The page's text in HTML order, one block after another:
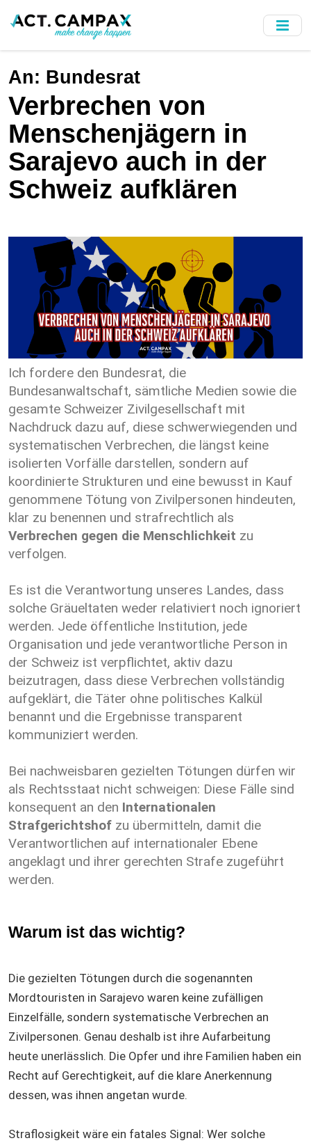
to
An: Bundesrat
Verbrechen von
Menschenjägern in
Sarajevo auch in der
Schweiz aufklären
Ich fordere den Bundesrat, die
Bundesanwaltschaft, sämtliche Medien sowie die
gesamte Schweizer Zivilgesellschaft mit
Nachdruck dazu auf, diese schwerwiegenden und
systematischen Verbrechen, die längst keine
isolierten Vorfälle darstellen, sondern auf
koordinierte Strukturen und eine bewusst in Kauf
genommene Tötung von Zivilpersonen hindeuten,
klar zu benennen und strafrechtlich als
Verbrechen gegen die Menschlichkeit zu
verfolgen.
Es ist die Verantwortung unseres Landes, dass
solche Gräueltaten weder relativiert noch ignoriert
werden. Jede öffentliche Institution, jede
Organisation und jede verantwortliche Person in
der Schweiz ist verpflichtet, aktiv dazu
beizutragen, dass diese Verbrechen vollständig
aufgeklärt, die Täter ohne politisches Kalkül
benannt und die Ergebnisse transparent
kommuniziert werden.
Bei nachweisbaren gezielten Tötungen dürfen wir
als Rechtsstaat nicht schweigen: Diese Fälle sind
konsequent an den Internationalen
Strafgerichtshof zu übermitteln, damit die
Verantwortlichen auf internationaler Ebene
angeklagt und ihrer gerechten Strafe zugeführt
werden.
Warum ist das wichtig?
Die gezielten Tötungen durch die sogenannten
Mordtouristen in Sarajevo waren keine zufälligen
Einzelfälle, sondern systematische Verbrechen an
Zivilpersonen. Genau deshalb ist ihre Aufarbeitung
heute unerlässlich. Die Opfer und ihre Familien haben ein
Recht auf Gerechtigkeit, auf die klare Anerkennung
dessen, was ihnen angetan wurde.
Straflosigkeit wäre ein fatales Signal: Wer solche